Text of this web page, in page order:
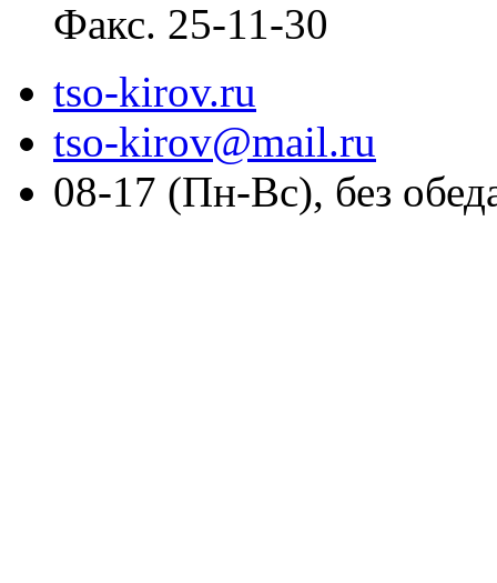
Факс. 25-11-30
tso-kirov.ru
tso-kirov@mail.ru
08-17 (Пн-Вс), без